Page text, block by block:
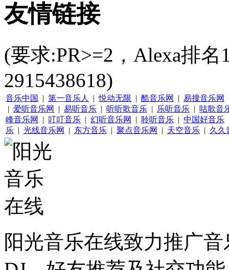
友情链接
(要求:PR>=2，Alexa排
2915438618)
音乐中国 | 第一音乐人 |悦动无限 | 酷音乐网 | 易搜音乐网
| 爱听音乐网 | 易听音乐 | 听听歌音乐 | 乐听音乐 | 咕歌音
峰音乐网
| 叮叮音乐 | 幻听音乐网 | 聆听音乐 | 中国好音乐
乐 | 光线音乐网 | 东方音乐 | 聚点音乐网 | 天空音乐 | 久久
阳光音乐在线致力推广